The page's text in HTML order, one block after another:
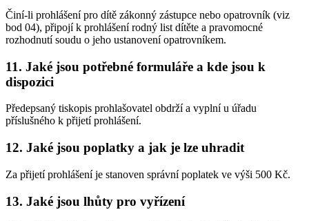
Činí-li prohlášení pro dítě zákonný zástupce nebo opatrovník (viz
bod 04), připojí k prohlášení rodný list dítěte a pravomocné
rozhodnutí soudu o jeho ustanovení opatrovníkem.
11. Jaké jsou potřebné formuláře a kde jsou k
dispozici
Předepsaný tiskopis prohlašovatel obdrží a vyplní u úřadu
příslušného k přijetí prohlášení.
12. Jaké jsou poplatky a jak je lze uhradit
Za přijetí prohlášení je stanoven správní poplatek ve výši 500 Kč.
13. Jaké jsou lhůty pro vyřízení